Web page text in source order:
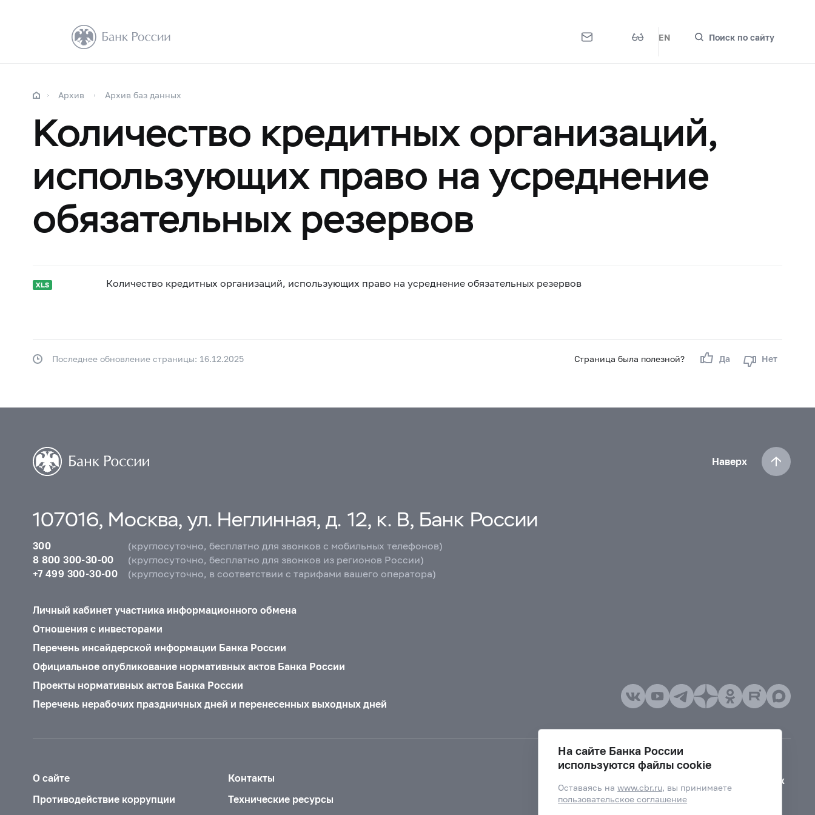
EN Поиск по сайту
Архив Архив баз данных
Количество кредитных организаций,
использующих право на усреднение
обязательных резервов
Количество кредитных организаций, использующих право на усреднение обязательных резервов
Страница была полезной? Да Нет
Последнее обновление страницы: 16.12.2025
Наверх
107016, Москва, ул. Неглинная, д. 12, к. В, Банк России
300
(круглосуточно, бесплатно для звонков с мобильных телефонов)
8 800 300-30-00
(круглосуточно, бесплатно для звонков из регионов России)
+7 499 300-30-00
(круглосуточно, в соответствии с тарифами вашего оператора)
Личный кабинет участника информационного обмена
Отношения с инвесторами
Перечень инсайдерской информации Банка России
Официальное опубликование нормативных актов Банка России
Проекты нормативных актов Банка России
Перечень нерабочих праздничных дней и перенесенных выходных дней
О сайте
Контакты
Противодействие коррупции
Технические ресурсы
Версия для слабовидящих
На сайте Банка России
используются файлы cookie
Оставаясь наwww.cbr.ru, вы принимаете
пользовательское соглашение